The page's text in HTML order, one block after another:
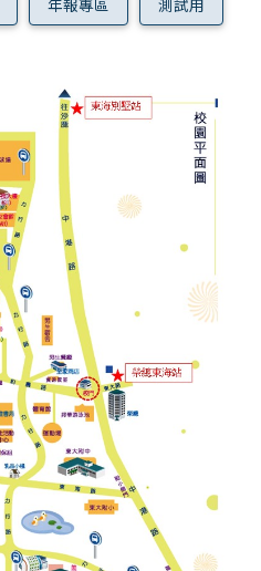
年報專區 測試用